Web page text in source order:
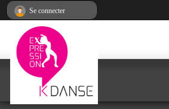
Se connecter
Panneau de gestion des cookies